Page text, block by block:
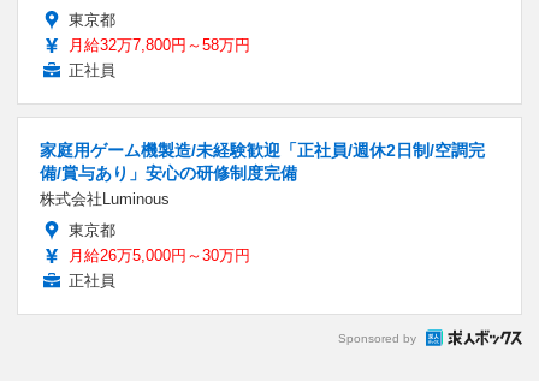
東京都
月給32万7,800円～58万円
正社員
家庭用ゲーム機製造/未経験歓迎「正社員/週休2日制/空調完
備/賞与あり」安心の研修制度完備
株式会社Luminous
東京都
月給26万5,000円～30万円
正社員
Sponsored by